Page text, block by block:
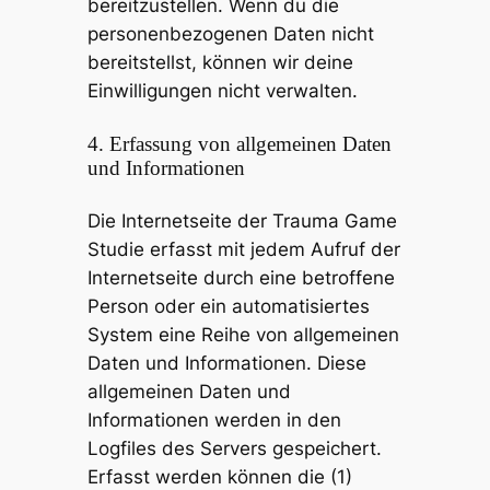
bereitzustellen. Wenn du die
personenbezogenen Daten nicht
bereitstellst, können wir deine
Einwilligungen nicht verwalten.
4. Erfassung von allgemeinen Daten
und Informationen
Die Internetseite der Trauma Game
Studie erfasst mit jedem Aufruf der
Internetseite durch eine betroffene
Person oder ein automatisiertes
System eine Reihe von allgemeinen
Daten und Informationen. Diese
allgemeinen Daten und
Informationen werden in den
Logfiles des Servers gespeichert.
Erfasst werden können die (1)